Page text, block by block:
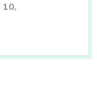
10,